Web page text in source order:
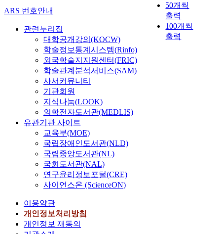
50개씩
출력
100개씩
출력
ARS 번호안내
관련누리집
대학공개강의(KOCW)
학술정보통계시스템(Rinfo)
외국학술지지원센터(FRIC)
학술관계분석서비스(SAM)
사서커뮤니티
기관회원
지식나눔(LOOK)
의학전자도서관(MEDLIS)
유관기관 사이트
교육부(MOE)
국립장애인도서관(NLD)
국립중앙도서관(NL)
국회도서관(NAL)
연구윤리정보포털(CRE)
사이언스온 (ScienceON)
이용약관
개인정보처리방침
개인정보 재동의